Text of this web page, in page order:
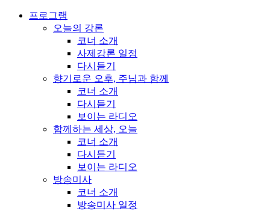
프로그램
오늘의 강론
코너 소개
사제강론 일정
다시듣기
향기로운 오후, 주님과 함께
코너 소개
다시듣기
보이는 라디오
함께하는 세상, 오늘
코너 소개
다시듣기
보이는 라디오
방송미사
코너 소개
방송미사 일정